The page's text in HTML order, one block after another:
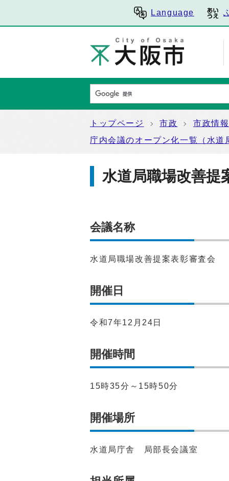
Language
トップページ 市政
市政情
庁内会議のオープン化一覧（水道
水道局職場改善提
会議名称
水道局職場改善提案表彰審査会
開催日
令和7年12月24日
開催時間
15時35分～15時50分
開催場所
水道局庁舎 局部長会議室